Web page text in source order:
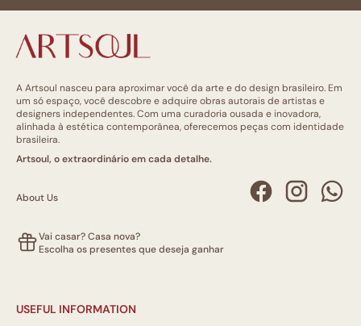
A Artsoul nasceu para aproximar você da arte e do design brasileiro. Em
um só espaço, você descobre e adquire obras autorais de artistas e
designers independentes. Com uma curadoria ousada e inovadora,
alinhada à estética contemporânea, oferecemos peças com identidade
brasileira.
Artsoul, o extraordinário em cada detalhe.
About Us
Vai casar? Casa nova?
Escolha os presentes que deseja ganhar
USEFUL INFORMATION